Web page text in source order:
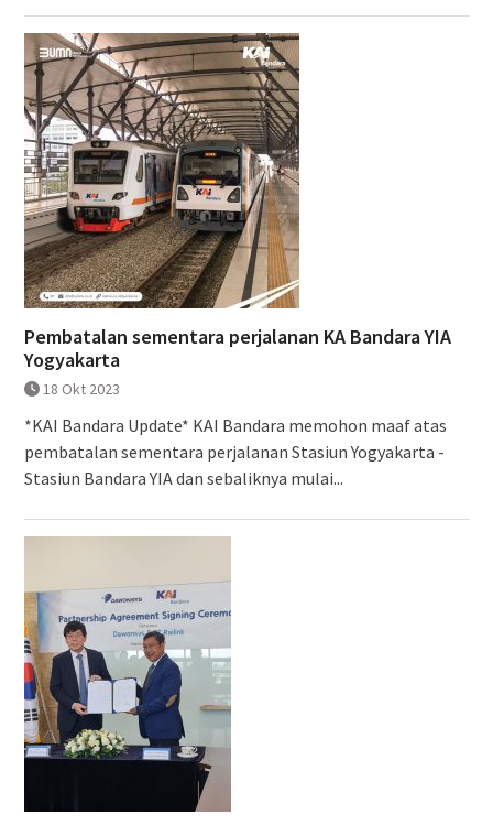
Pembatalan sementara perjalanan KA Bandara YIA
Yogyakarta
18 Okt 2023
*KAI Bandara Update* KAI Bandara memohon maaf atas
pembatalan sementara perjalanan Stasiun Yogyakarta -
Stasiun Bandara YIA dan sebaliknya mulai...